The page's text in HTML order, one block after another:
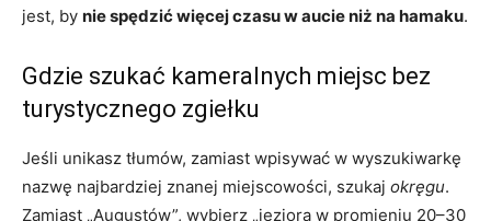
jest, by nie spędzić więcej czasu w aucie niż na hamaku.
Gdzie szukać kameralnych miejsc bez
turystycznego zgiełku
Jeśli unikasz tłumów, zamiast wpisywać w wyszukiwarkę
nazwę najbardziej znanej miejscowości, szukaj okręgu.
Zamiast „Augustów”, wybierz „jeziora w promieniu 20–30